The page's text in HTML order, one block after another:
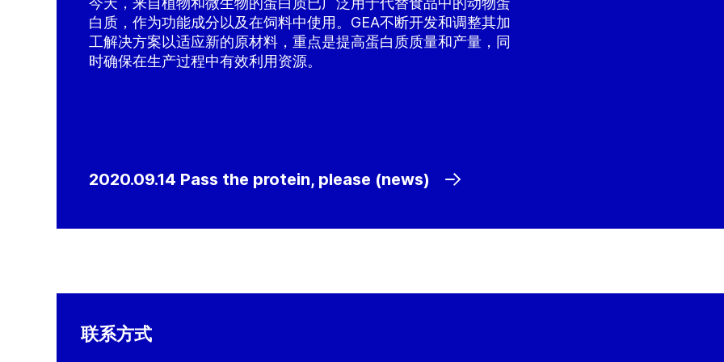
白质，作为功能成分以及在饲料中使用。GEA不断开发和调整其加
工解决方案以适应新的原材料，重点是提高蛋白质质量和产量，同
时确保在生产过程中有效利用资源。
2020.09.14 Pass the protein, please (news)
联系方式